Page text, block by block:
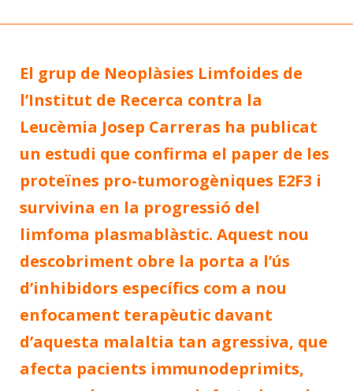
El grup de Neoplàsies Limfoides de
l’Institut de Recerca contra la
Leucèmia Josep Carreras ha publicat
un estudi que confirma el paper de les
proteïnes pro-tumorogèniques E2F3 i
survivina en la progressió del
limfoma plasmablàstic. Aquest nou
descobriment obre la porta a l’ús
d’inhibidors específics com a nou
enfocament terapèutic davant
d’aquesta malaltia tan agressiva, que
afecta pacients immunodeprimits,